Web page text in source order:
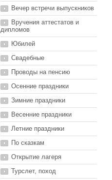
Вечер встречи выпускников
Вручения аттестатов и
дипломов
Юбилей
Свадебные
Проводы на пенсию
Осенние праздники
Зимние праздники
Весенние праздники
Летние праздники
По сказкам
Открытие лагеря
Турслет, поход